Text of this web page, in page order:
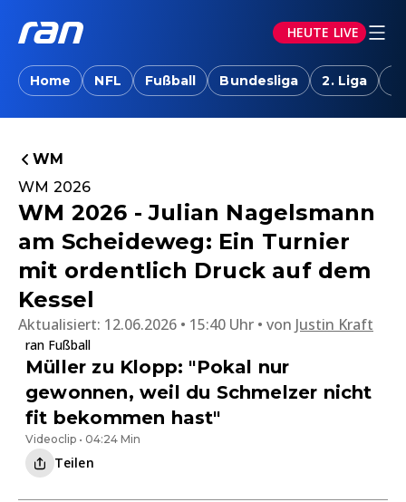
HEUTE LIVE
Home NFL Fußball Bundesliga 2. Liga
WM
WM 2026
WM 2026 - Julian Nagelsmann
am Scheideweg: Ein Turnier
mit ordentlich Druck auf dem
Kessel
Aktualisiert: 12.06.2026 • 15:40 Uhr von Justin Kraft
ran Fußball
Müller zu Klopp: "Pokal nur
gewonnen, weil du Schmelzer nicht
fit bekommen hast"
Videoclip • 04:24 Min
Teilen